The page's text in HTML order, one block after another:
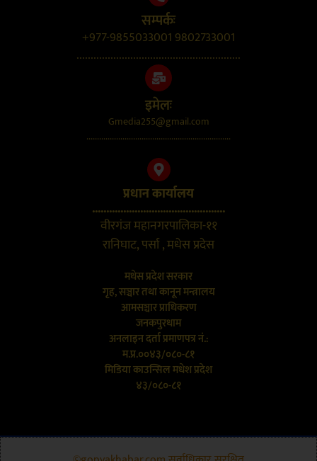
सम्पर्कः
+977-9855033001 9802733001
..........................................................
इमेलः
Gmedia255@gmail.com
....................................................................
प्रधान कार्यालय
...............................................
वीरगंज महानगरपालिका-११
रानिघाट, पर्सा , मधेस प्रदेस
मधेस प्रदेश सरकार
गृह, सञ्चार तथा कानून मन्त्रालय
आमसञ्चार प्राधिकरण
जनकपुरधाम
अनलाइन दर्ता प्रमाणपत्र नं.:
म.प्र.००४३/०८०-८१
मिडिया काउन्सिल मधेश प्रदेश
४३/०८०-८१